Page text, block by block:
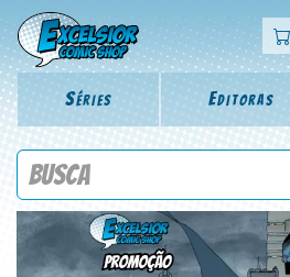
Séries Editoras
Procure por título da revista,